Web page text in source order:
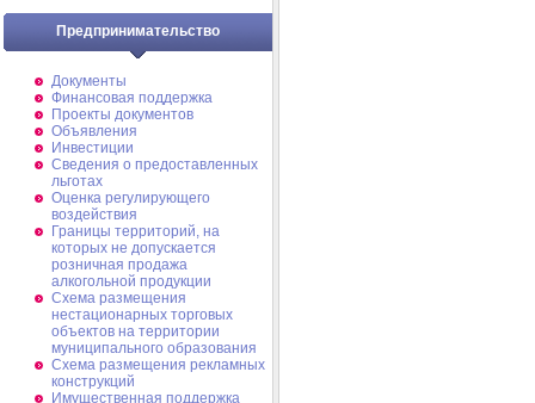
Предпринимательство
Документы
Финансовая поддержка
Проекты документов
Объявления
Инвестиции
Сведения о предоставленных
льготах
Оценка регулирующего
воздействия
Границы территорий, на
которых не допускается
розничная продажа
алкогольной продукции
Схема размещения
нестационарных торговых
объектов на территории
муниципального образования
Схема размещения рекламных
конструкций
Имущественная поддержка